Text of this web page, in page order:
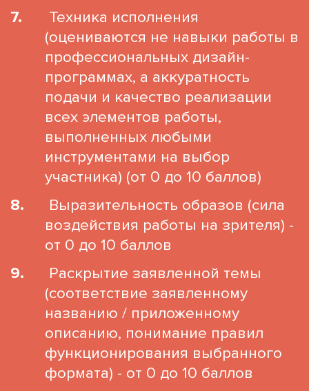
Техника исполнения
(оцениваются не навыки работы в
профессиональных дизайн-
программах, а аккуратность
подачи и качество реализации
всех элементов работы,
выполненных любыми
инструментами на выбор
участника) (от 0 до 10 баллов)
Выразительность образов (сила
воздействия работы на зрителя) -
от 0 до 10 баллов
Раскрытие заявленной темы
(соответствие заявленному
названию / приложенному
описанию, понимание правил
функционирования выбранного
формата) - от 0 до 10 баллов